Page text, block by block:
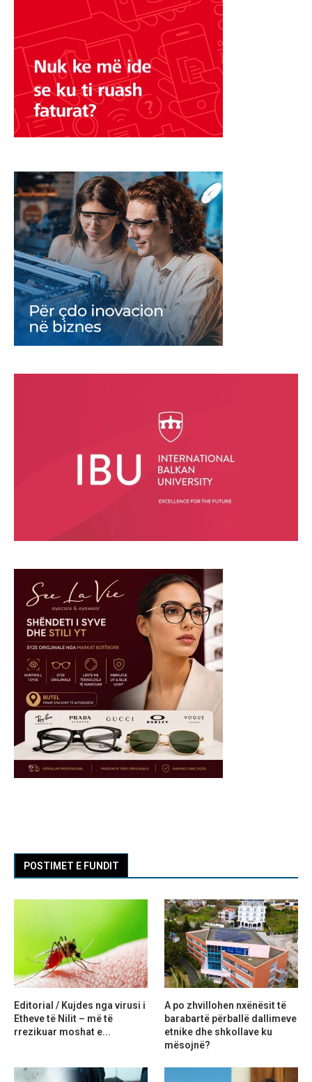
POSTIMET E FUNDIT
Editorial / Kujdes nga virusi i
Etheve të Nilit – më të
rrezikuar moshat e...
A po zhvillohen nxënësit të
barabartë përballë dallimeve
etnike dhe shkollave ku
mësojnë?